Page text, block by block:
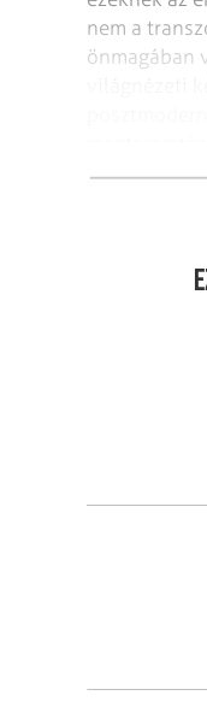
nem a
önmagában
ha valaki